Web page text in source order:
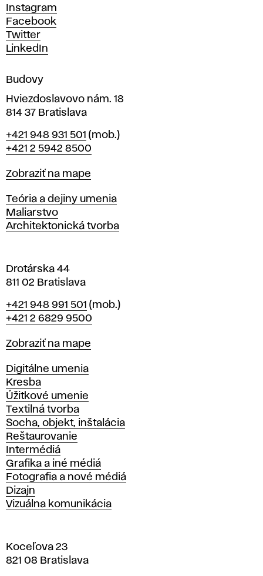
c
h
u
m
e
í
v
r
a
i
l
a
v
Instagram
Facebook
Twitter
LinkedIn
Budovy
Hviezdoslavovo nám. 18
814 37 Bratislava
Telefón
+421 948 931 501 (mob.)
+421 2 5942 8500
Mapa
Zobraziť na mape
Katedry
Teória a dejiny umenia
Maliarstvo
Architektonická tvorba
Drotárska 44
811 02 Bratislava
Telefón
+421 948 991 501 (mob.)
+421 2 6829 9500
Mapa
Zobraziť na mape
Katedry
Digitálne umenia
Kresba
Úžitkové umenie
Textilná tvorba
Socha, objekt, inštalácia
Reštaurovanie
Intermédiá
Grafika a iné médiá
Fotografia a nové médiá
Dizajn
Vizuálna komunikácia
Koceľova 23
821 08 Bratislava